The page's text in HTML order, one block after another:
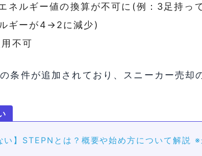
ネルギー値の換算が不可に(例：3足持っ
ギーが4→2に減少)
不可
条件が追加されており、スニーカー売却
い】STEPNとは？概要や始め方について解説